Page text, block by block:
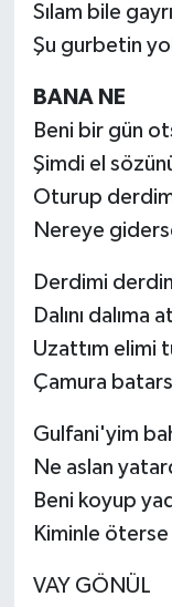
Sılam bile
Şu gurbetin
BANA NE
Beni bir gün
Şimdi el
Oturup
Nereye
Derdimi
Dalını dalıma
Uzattım elimi
Çamura
Gulfani'yim
Ne aslan
Beni koyup
Kiminle
VAY GÖNÜL